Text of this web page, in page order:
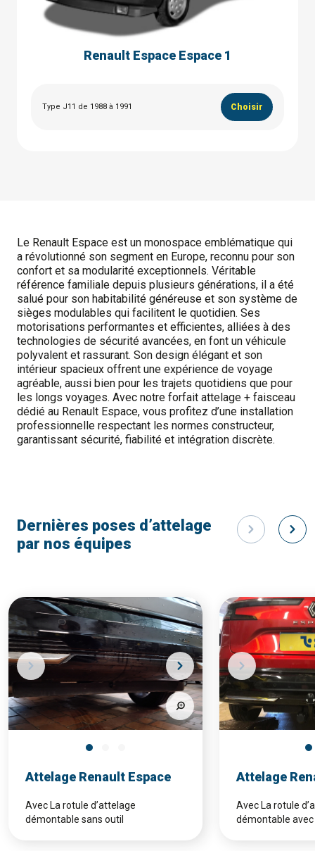
Renault Espace Espace 1
Type J11 de 1988 à 1991 Choisir
Le Renault Espace est un monospace emblématique qui
a révolutionné son segment en Europe, reconnu pour son
confort et sa modularité exceptionnels. Véritable
référence familiale depuis plusieurs générations, il a été
salué pour son habitabilité généreuse et son système de
sièges modulables qui facilitent le quotidien. Ses
motorisations performantes et efficientes, alliées à des
technologies de sécurité avancées, en font un véhicule
polyvalent et rassurant. Son design élégant et son
intérieur spacieux offrent une expérience de voyage
agréable, aussi bien pour les trajets quotidiens que pour
les longs voyages. Avec notre forfait attelage + faisceau
dédié au Renault Espace, vous profitez d’une installation
professionnelle respectant les normes constructeur,
garantissant sécurité, fiabilité et intégration discrète.
Dernières poses d’attelage
par nos équipes
Attelage Renault Espace
Avec La rotule d’attelage
démontable sans outil
Attelage
Avec La rotule
démontable